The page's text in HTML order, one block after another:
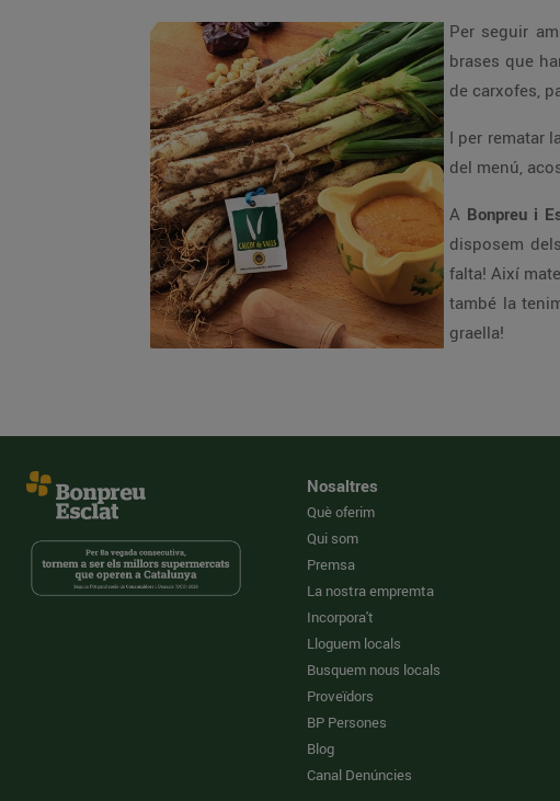
Per seguir
brases que
de carxofes,
I per rematar
del menú,
A Bonpreu i
disposem dels
falta! Així
també la
graella!
Nosaltres
Què oferim
Qui som
Premsa
La nostra empremta
Incorpora't
Lloguem locals
Busquem nous locals
Proveïdors
BP Persones
Blog
Canal Denúncies